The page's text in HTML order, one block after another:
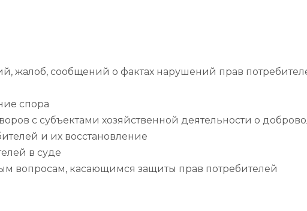
жалоб, сообщений о фактах нарушений прав
спора
с субъектами хозяйственной деятельности о
и их восстановление
в суде
вопросам, касающимся защиты прав потребителей